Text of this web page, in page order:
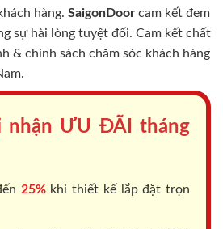
hàng. SaigonDoor cam kết đem
sự hài lòng tuyệt đối. Cam kết chất
& chính sách chăm sóc khách hàng
nhận ƯU ĐÃI tháng
25%khi thiết kế lắp đặt trọn